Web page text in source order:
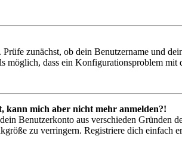
zunächst, ob dein Benutzername und
möglich, dass ein Konfigurationsproblem
kann mich aber nicht mehr anmelden?!
Benutzerkonto aus verschieden
zu verringern. Registriere dich einfach